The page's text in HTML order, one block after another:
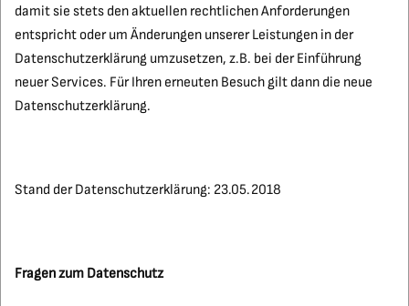
damit sie stets den aktuellen rechtlichen Anforderungen
entspricht oder um Änderungen unserer Leistungen in der
Datenschutzerklärung umzusetzen, z.B. bei der Einführung
neuer Services. Für Ihren erneuten Besuch gilt dann die neue
Datenschutzerklärung.
Stand der Datenschutzerklärung: 23.05.2018
Fragen zum Datenschutz